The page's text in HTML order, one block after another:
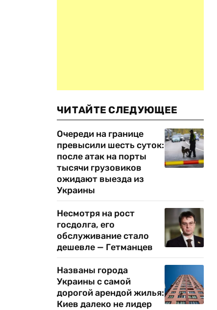
ЧИТАЙТЕ СЛЕДУЮЩЕЕ
Очереди на границе
превысили шесть суток:
после атак на порты
тысячи грузовиков
ожидают выезда из
Украины
Несмотря на рост
госдолга, его
обслуживание стало
дешевле — Гетманцев
Названы города
Украины с самой
дорогой арендой жилья:
Киев далеко не лидер